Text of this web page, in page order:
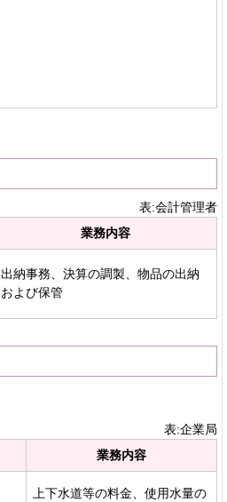
表:会計管理者
業務内容
出納事務、決算の調製、物品の出納
および保管
表:企業局
業務内容
上下水道等の料金、使用水量の